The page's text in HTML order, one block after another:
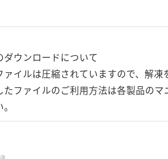
ダウンロードについて
イルは圧縮されていますので、解凍
たファイルのご利用方法は各製品の